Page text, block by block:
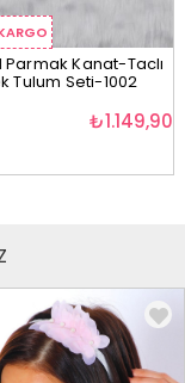
Parmak Kanat-Taclı
Tulum Seti-1002
₺1.149,90